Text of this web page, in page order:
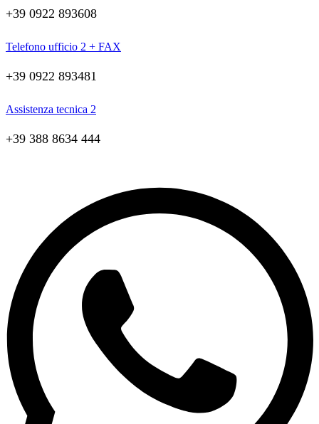
+39 0922 893608
Telefono ufficio 2 + FAX
+39 0922 893481
Assistenza tecnica 2
+39 388 8634 444